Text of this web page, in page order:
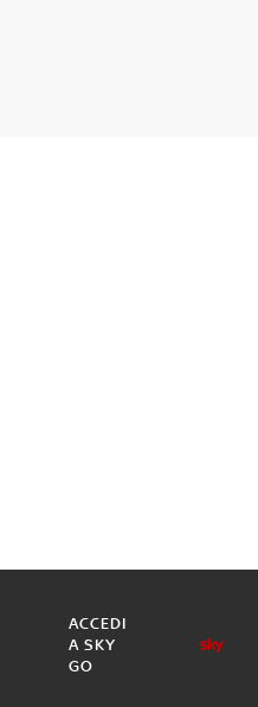
ACCEDI
A SKY
GO